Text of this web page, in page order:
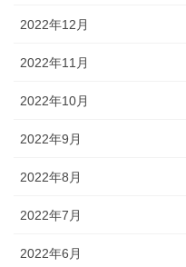
2022年12月
2022年11月
2022年10月
2022年9月
2022年8月
2022年7月
2022年6月